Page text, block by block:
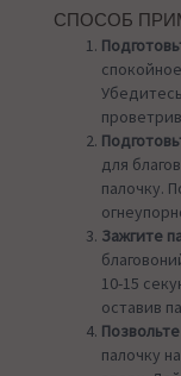
СПОСОБ
для
палочку.
Зажгите
10-15
оставив
палочку